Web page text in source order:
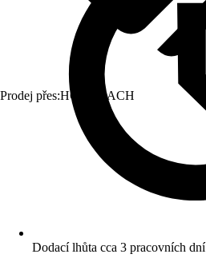
Prodej přes:HORNBACH
Dodací lhůta cca 3 pracovních dní